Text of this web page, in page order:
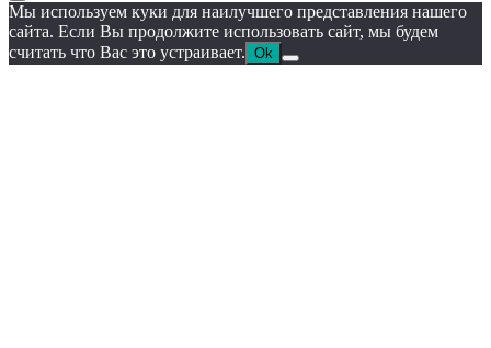
Мы используем куки для наилучшего представления нашего
сайта. Если Вы продолжите использовать сайт, мы будем
считать что Вас это устраивает. Ok